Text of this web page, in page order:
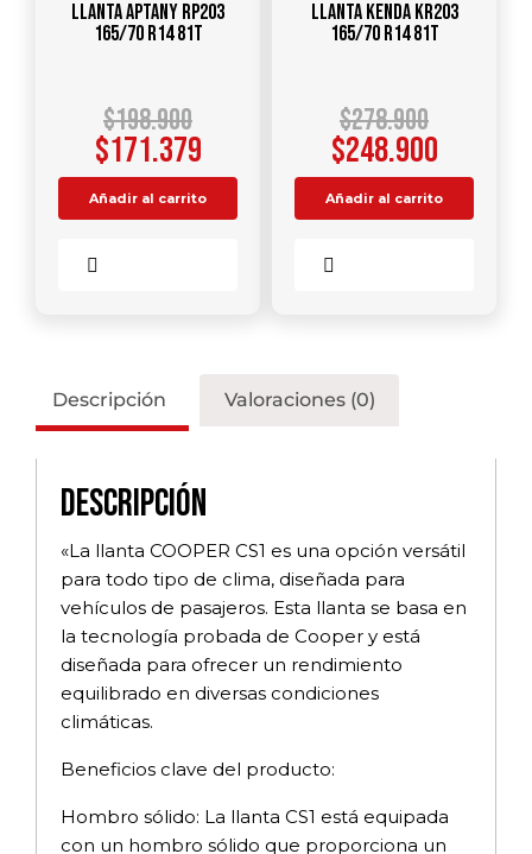
Llanta APTANY RP203
165/70 R14 81T
$198.900
$171.379
Añadir al carrito
Llanta KENDA KR203
165/70 R14 81T
$278.900
$248.900
Añadir al carrito
Descripción Valoraciones (0)
Descripción
«La llanta COOPER CS1 es una opción versátil
para todo tipo de clima, diseñada para
vehículos de pasajeros. Esta llanta se basa en
la tecnología probada de Cooper y está
diseñada para ofrecer un rendimiento
equilibrado en diversas condiciones
climáticas.
Beneficios clave del producto:
Hombro sólido: La llanta CS1 está equipada
con un hombro sólido que proporciona un